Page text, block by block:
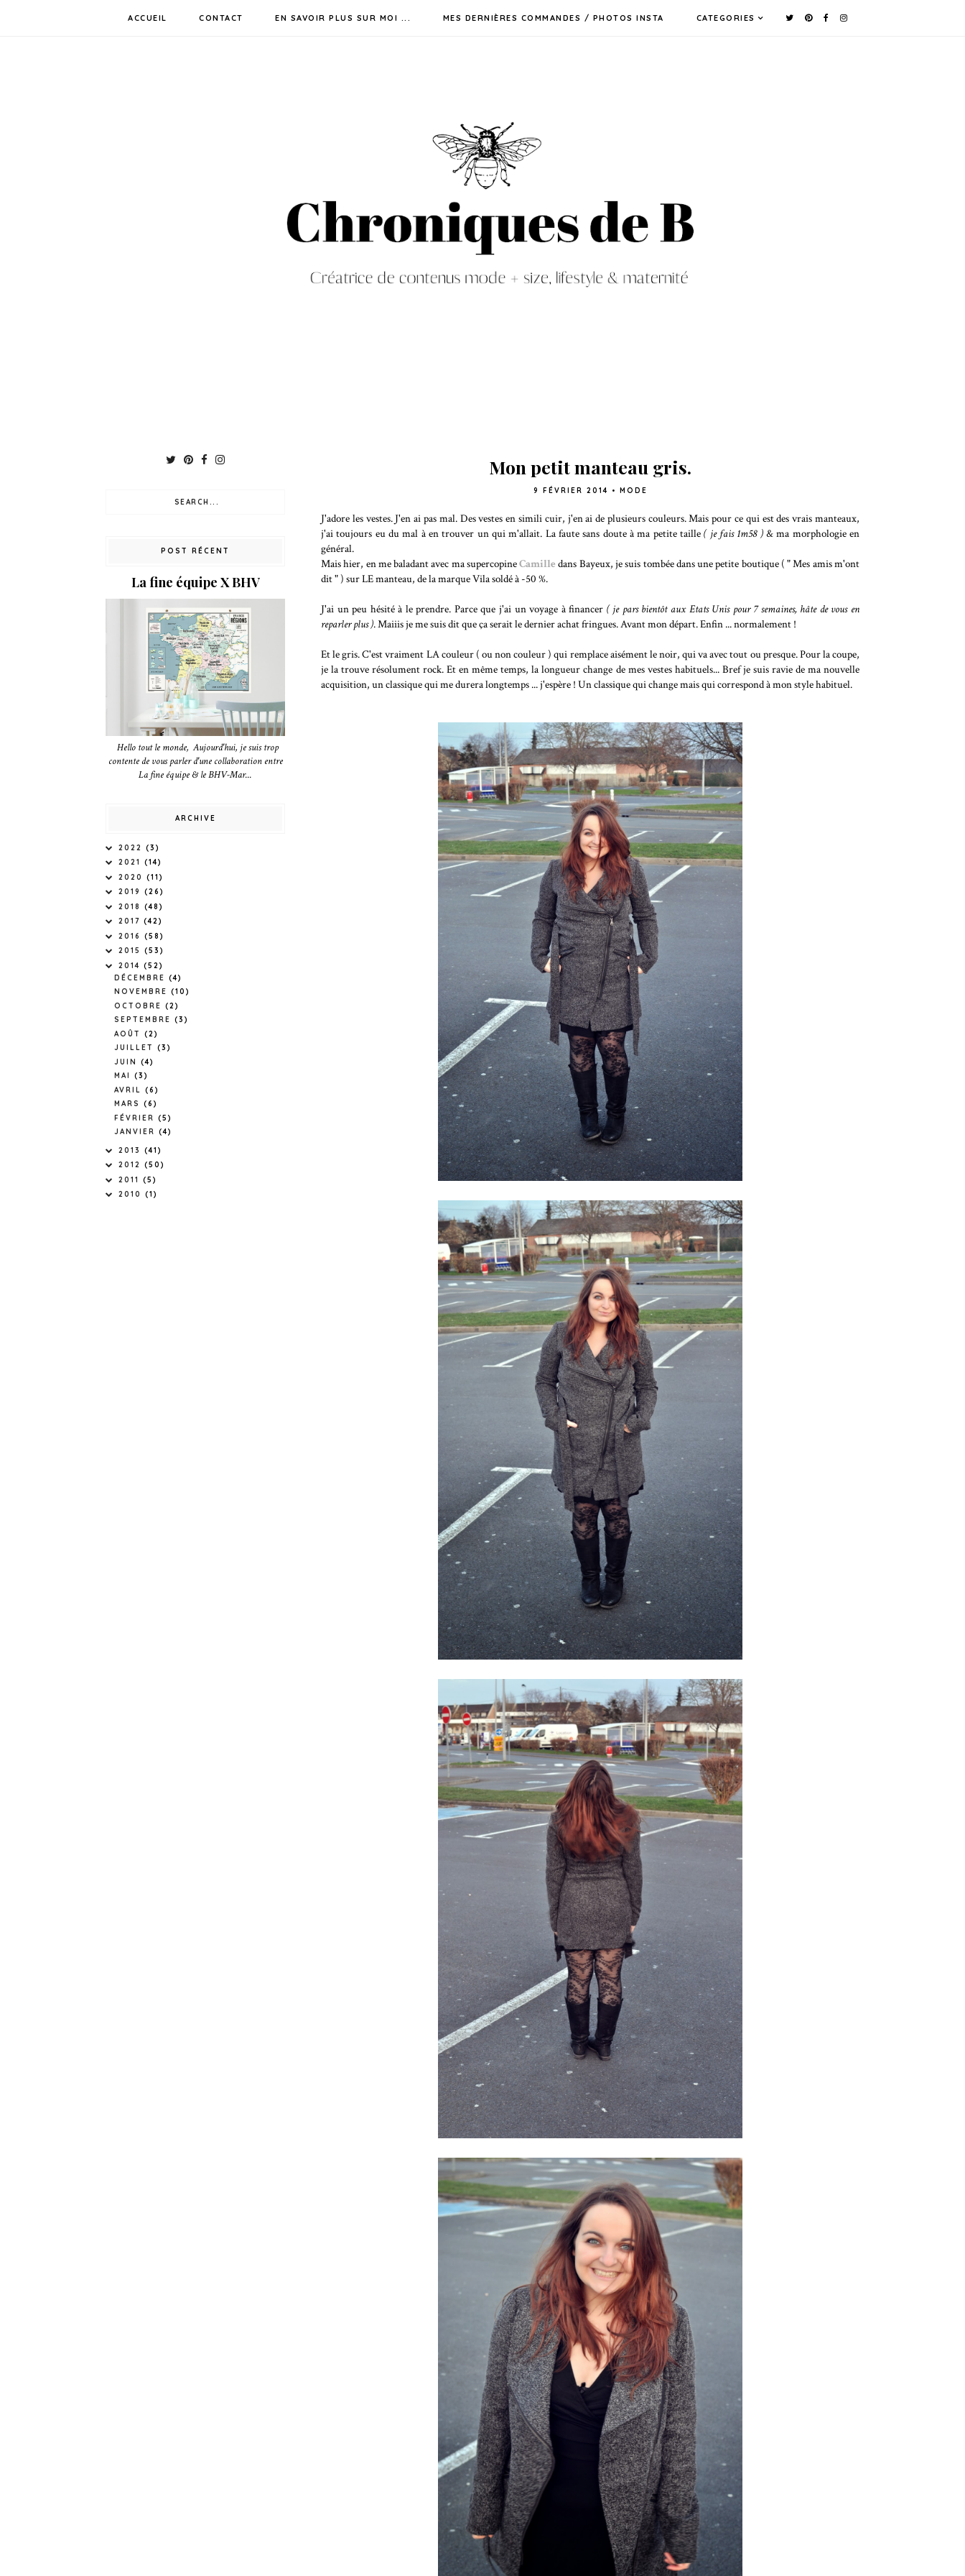
ACCUEIL CONTACT EN SAVOIR PLUS SUR MOI ... MES DERNIÈRES COMMANDES / PHOTOS INSTA CATEGORIES
Mon petit manteau gris.
9 FÉVRIER 2014 • MODE
J'adore les vestes. J'en ai pas mal. Des vestes en simili cuir, j'en ai de plusieurs couleurs. Mais pour ce qui est des vrais manteaux,
j'ai toujours eu du mal à en trouver un qui m'allait. La faute sans doute à ma petite taille ( je fais 1m58 )& ma morphologie en
général.
Mais hier, en me baladant avec ma supercopineCamille dans Bayeux, je suis tombée dans une petite boutique ( " Mes amis m'ont
dit " ) sur LE manteau, de la marque Vila soldé à -50 %.
J'ai un peu hésité à le prendre. Parce que j'ai un voyage à financer ( je pars bientôt aux Etats Unis pour 7 semaines, hâte de vous en
reparler plus ). Maiiis je me suis dit que ça serait le dernier achat fringues. Avant mon départ. Enfin ... normalement !
Et le gris. C'est vraiment LA couleur ( ou non couleur ) qui remplace aisément le noir, qui va avec tout ou presque. Pour la coupe,
je la trouve résolument rock. Et en même temps, la longueur change de mes vestes habituels... Bref je suis ravie de ma nouvelle
acquisition, un classique qui me durera longtemps ... j'espère ! Un classique qui change mais qui correspond à mon style habituel.
POST RÉCENT
La fine équipe X BHV
Hello tout le monde, Aujourd'hui, je suis trop
contente de vous parler d'une collaboration entre
La fine équipe & le BHV-Mar...
ARCHIVE
2022 (3)
2021 (14)
2020 (11)
2019 (26)
2018 (48)
2017 (42)
2016 (58)
2015 (53)
2014 (52)
DÉCEMBRE (4)
NOVEMBRE (10)
OCTOBRE (2)
SEPTEMBRE (3)
AOÛT (2)
JUILLET (3)
JUIN (4)
MAI (3)
AVRIL (6)
MARS (6)
FÉVRIER (5)
JANVIER (4)
2013 (41)
2012 (50)
2011 (5)
2010 (1)